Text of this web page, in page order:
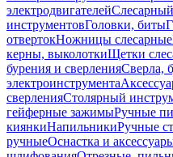
электродвигателей
инструментовГоловки, биты
отвертокНожницы слесарные
керны, выколоткиЩетки
бурения и сверленияСверла,
электроинструмента
сверленияСтолярный
гейферные зажимыРучные
киянкиНапильникиРучные
ручныеОснастка и